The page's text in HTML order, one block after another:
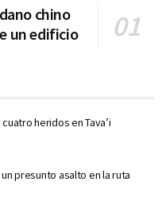
chino
un edificio
heridos en Tava’i
presunto asalto en la ruta